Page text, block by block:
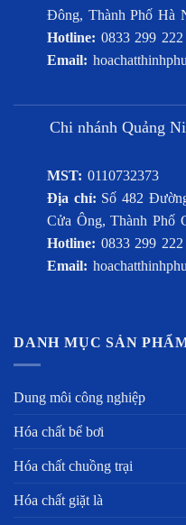
Đông, Thành Phố Hà
Hotline: 0833 299 222
Email:
Chi nhánh Quảng
MST: 0110732373
Địa chỉ: Số 482
Cửa Ông, Thành Phố
Hotline: 0833 299 222
Email:
DANH MỤC SẢN
Dung môi công nghiệp
Hóa chất bể bơi
Hóa chất chuồng trại
Hóa chất giặt là